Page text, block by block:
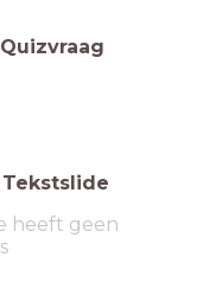
Quizvraag
Tekstslide
heeft geen